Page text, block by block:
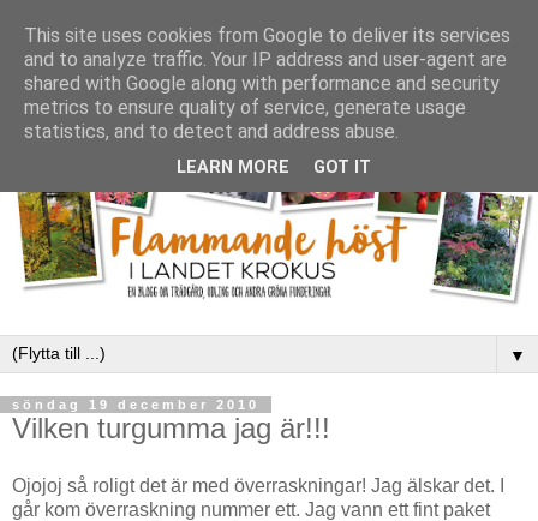
▼
söndag 19 december 2010
Vilken turgumma jag är!!!
Ojojoj så roligt det är med överraskningar! Jag älskar det. I
går kom överraskning nummer ett. Jag vann ett fint paket
This site uses cookies from Google to deliver its services
and to analyze traffic. Your IP address and user-agent are
shared with Google along with performance and security
metrics to ensure quality of service, generate usage
statistics, and to detect and address abuse.
LEARN MORE GOT IT